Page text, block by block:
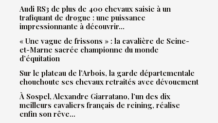
Audi RS3 de plus de 400 chevaux saisie à un
trafiquant de drogue : une puissance
impressionnante à découvrir…
« Une vague de frissons » : la cavalière de Seine-
et-Marne sacrée championne du monde
d’équitation
Sur le plateau de l’Arbois, la garde départementale
chouchoute ses chevaux retraités avec dévouement
À Sospel, Alexandre Giarratano, l’un des dix
meilleurs cavaliers français de reining, réalise
enfin son rêve…